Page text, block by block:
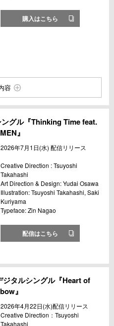
購入はこちら
容
グル『Thinking Time feat.
』
2026年7月1日(水) 配信リリース
Creative Direction : Tsuyoshi
Takahashi
Art Direction & Design: Yudai Osawa
Illustration: Tsuyoshi Takahashi, Saki
Kuriyama
Typeface: Zin Nagao
配信はこちら
タルシングル『Heart of
』
2026年4月22日(水)配信リリース
Creative Direction：Tsuyoshi
Takahashi